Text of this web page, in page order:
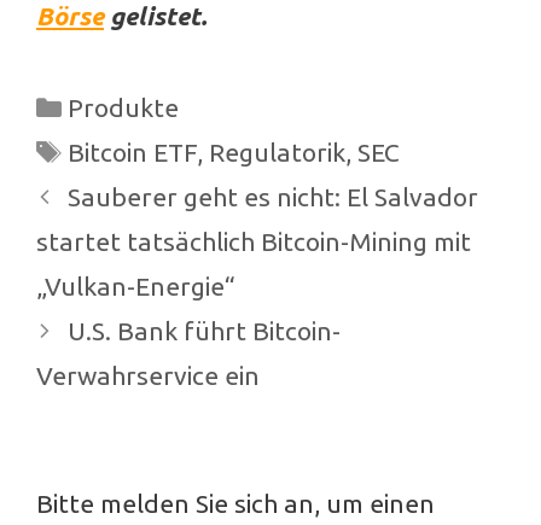
Börsegelistet.
Kategorien
Produkte
Schlagwörter
Bitcoin ETF, Regulatorik, SEC
Beitrags-
Navigation
Sauberer geht es nicht: El Salvador
startet tatsächlich Bitcoin-Mining mit
„Vulkan-Energie“
U.S. Bank führt Bitcoin-
Verwahrservice ein
Bitte melden Sie sich an, um einen